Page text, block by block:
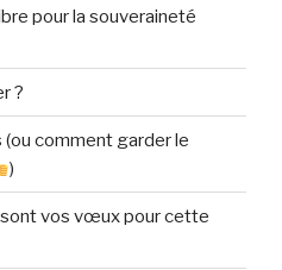
pour la souveraineté
?
comment garder le
)
sont vos vœux pour cette